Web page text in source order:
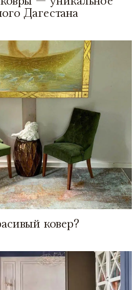
Дагестана
ковер?